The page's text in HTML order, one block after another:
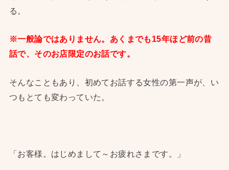
る。
※一般論ではありません。あくまでも15年ほど前の昔
話で、そのお店限定のお話です。
そんなこともあり、初めてお話する女性の第一声が、い
つもとても変わっていた。
「お客様。はじめまして～お疲れさまです。」